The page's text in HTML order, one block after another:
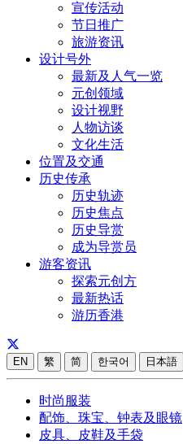
宣传活动
节日推广
旅游资讯
设计号外
最新及人气一览
元创领域
设计视野
人物访谈
文化生活
位置及交通
历史传承
历史轨迹
历史焦点
历史导赏
成为导赏员
游客资讯
探索元创方
最新热话
游历香港
EN 繁 简 한국어 日本語
时尚服装
配饰、珠宝、钟表及眼镜
皮具、皮鞋及手袋